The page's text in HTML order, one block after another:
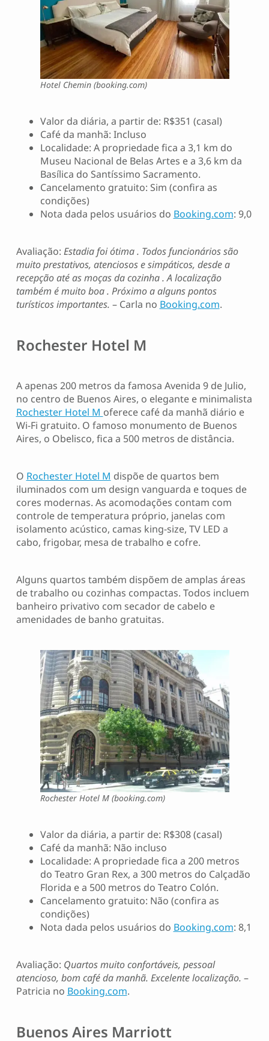
Hotel Chemin (booking.com)
Valor da diária, a partir de: R$351 (casal)
Café da manhã: Incluso
Localidade: A propriedade fica a 3,1 km do
Museu Nacional de Belas Artes e a 3,6 km da
Basílica do Santíssimo Sacramento.
Cancelamento gratuito: Sim (confira as
condições)
Nota dada pelos usuários do Booking.com: 9,0
Avaliação: Estadia foi ótima . Todos funcionários são
muito prestativos, atenciosos e simpáticos, desde a
recepção até as moças da cozinha . A localização
também é muito boa . Próximo a alguns pontos
turísticos importantes. – Carla no Booking.com.
Rochester Hotel M
A apenas 200 metros da famosa Avenida 9 de Julio,
no centro de Buenos Aires, o elegante e minimalista
Rochester Hotel M oferece café da manhã diário e
Wi-Fi gratuito. O famoso monumento de Buenos
Aires, o Obelisco, fica a 500 metros de distância.
O Rochester Hotel M dispõe de quartos bem
iluminados com um design vanguarda e toques de
cores modernas. As acomodações contam com
controle de temperatura próprio, janelas com
isolamento acústico, camas king-size, TV LED a
cabo, frigobar, mesa de trabalho e cofre.
Alguns quartos também dispõem de amplas áreas
de trabalho ou cozinhas compactas. Todos incluem
banheiro privativo com secador de cabelo e
amenidades de banho gratuitas.
Rochester Hotel M (booking.com)
Valor da diária, a partir de: R$308 (casal)
Café da manhã: Não incluso
Localidade: A propriedade fica a 200 metros
do Teatro Gran Rex, a 300 metros do Calçadão
Florida e a 500 metros do Teatro Colón.
Cancelamento gratuito: Não (confira as
condições)
Nota dada pelos usuários do Booking.com: 8,1
Avaliação: Quartos muito confortáveis, pessoal
atencioso, bom café da manhã. Excelente localização. –
Patricia no Booking.com.
Buenos Aires Marriott